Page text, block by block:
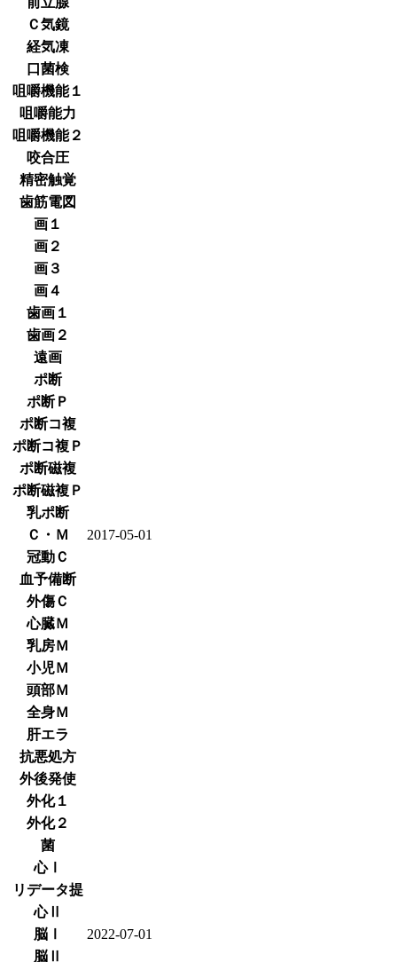
Ｃ気鏡
経気凍
口菌検
咀嚼機能１
咀嚼能力
咀嚼機能２
咬合圧
精密触覚
歯筋電図
画１
画２
画３
画４
歯画１
歯画２
遠画
ポ断
ポ断Ｐ
ポ断コ複
ポ断コ複Ｐ
ポ断磁複
ポ断磁複Ｐ
乳ポ断
Ｃ・Ｍ
2017-05-01
冠動Ｃ
血予備断
外傷Ｃ
心臓Ｍ
乳房Ｍ
小児Ｍ
頭部Ｍ
全身Ｍ
肝エラ
抗悪処方
外後発使
外化１
外化２
菌
心Ⅰ
リデータ提
心Ⅱ
脳Ⅰ
2022-07-01
脳Ⅱ